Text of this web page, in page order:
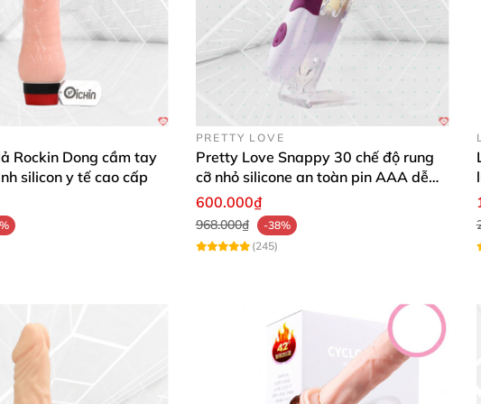
nhấn mạnh một khía cạnh cụ thể (ví dụ: tính năng an toàn,
Rockin Dong cầm tay
silicon y tế cao cấp
PRETTY LOVE
Pretty Love Snappy 30 chế độ rung
cỡ nhỏ silicone an toàn pin AAA dễ
dùng
600.000₫
968.000₫
-38%
(245)